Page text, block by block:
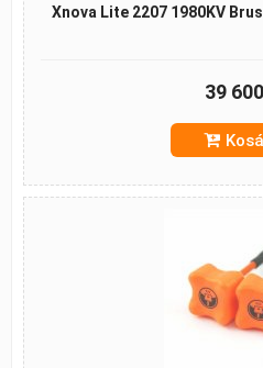
Xnova Lite 2207 1980KV
39